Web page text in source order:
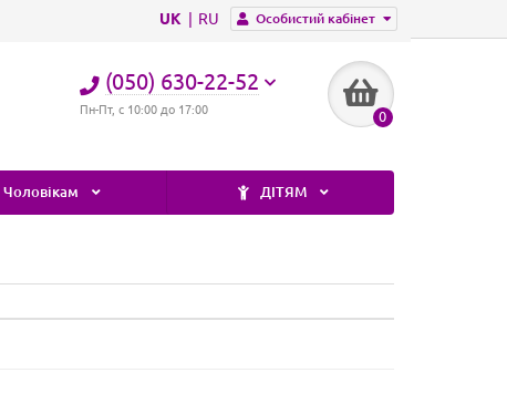
Особистий кабінет
UK RU
(050) 630-22-52
Пн-Пт, с 10:00 до 17:00 0
Чоловікам ДІТЯМ